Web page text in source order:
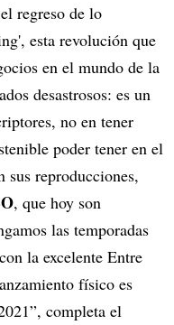
regreso de lo
esta revolución que
en el mundo de la
desastrosos: es un
no en tener
poder tener en el
sus reproducciones,
, que hoy son
las temporadas
la excelente Entre
físico es
completa el